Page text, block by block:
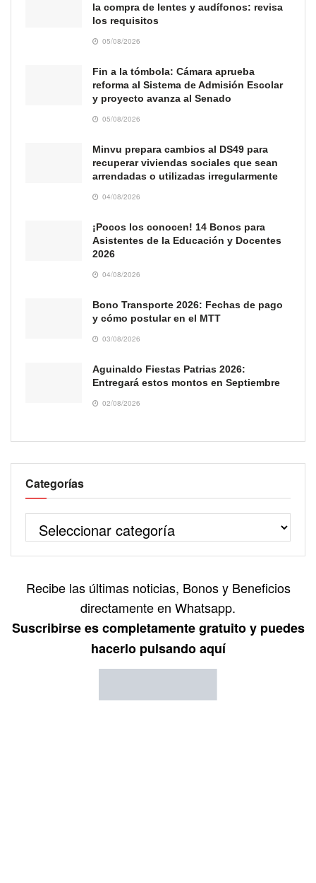
la compra de lentes y audífonos: revisa
los requisitos
05/08/2026
Fin a la tómbola: Cámara aprueba
reforma al Sistema de Admisión Escolar
y proyecto avanza al Senado
05/08/2026
Minvu prepara cambios al DS49 para
recuperar viviendas sociales que sean
arrendadas o utilizadas irregularmente
04/08/2026
¡Pocos los conocen! 14 Bonos para
Asistentes de la Educación y Docentes
2026
04/08/2026
Bono Transporte 2026: Fechas de pago
y cómo postular en el MTT
03/08/2026
Aguinaldo Fiestas Patrias 2026:
Entregará estos montos en Septiembre
02/08/2026
Categorías
Recibe las últimas noticias, Bonos y Beneficios
directamente en Whatsapp.
Suscribirse es completamente gratuito y puedes
hacerlo pulsando aquí